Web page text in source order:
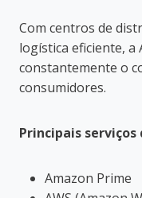
Com centros de
logística eficiente, a
constantemente o
consumidores.
Principais serviços
Amazon Prime